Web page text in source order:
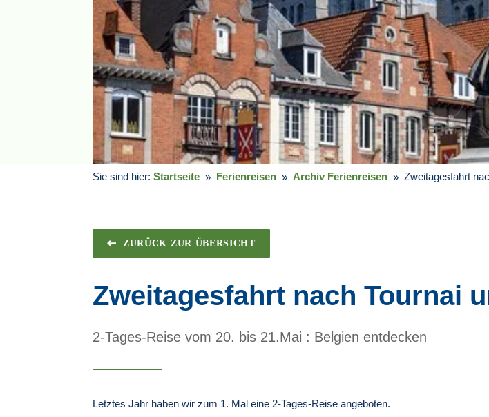
Sie sind hier: Startseite Ferienreisen Archiv Ferienreisen Zweitagesfahrt
ZURÜCK ZUR ÜBERSICHT
Zweitagesfahrt nach Tournai
2-Tages-Reise vom 20. bis 21.Mai : Belgien entdecken
Letztes Jahr haben wir zum 1. Mal eine 2-Tages-Reise angeboten.